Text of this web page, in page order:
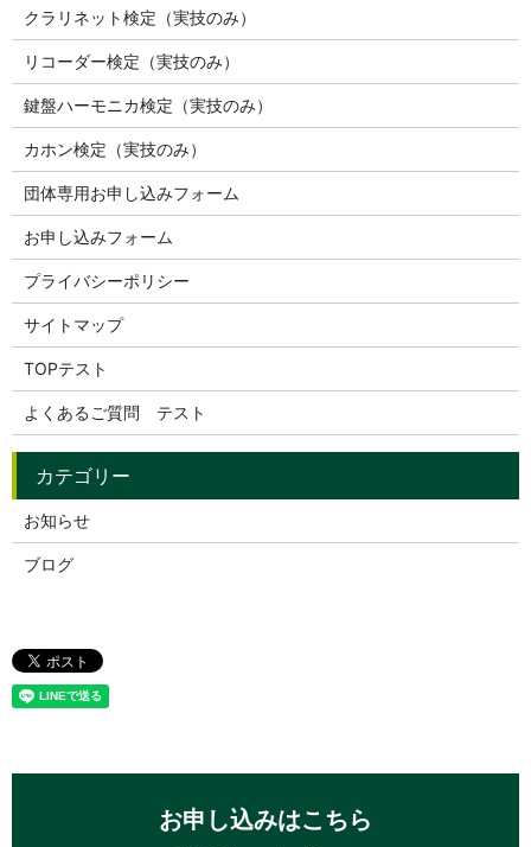
クラリネット検定（実技のみ）
リコーダー検定（実技のみ）
鍵盤ハーモニカ検定（実技のみ）
カホン検定（実技のみ）
団体専用お申し込みフォーム
お申し込みフォーム
プライバシーポリシー
サイトマップ
TOPテスト
よくあるご質問 テスト
お知らせ
ブログ
お申し込みはこちら